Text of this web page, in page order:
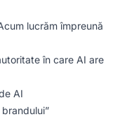
lucrăm împreună
în care AI are
AI